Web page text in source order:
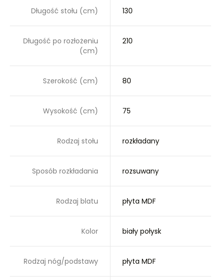
Długość stołu (cm) 130
Długość po rozłożeniu
(cm)
210
Szerokość (cm) 80
Wysokość (cm) 75
Rodzaj stołu rozkładany
Sposób rozkładania rozsuwany
Rodzaj blatu płyta MDF
Kolor biały połysk
Rodzaj nóg/podstawy płyta MDF